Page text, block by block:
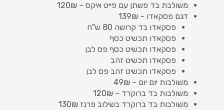
משולבת בד פשתן עם פייט איקס – 120₪
דגם פסקאדו – 139₪
פסקאדו בד קרושה 80 ש"ח
פסקאדו תכשיט כסף
פסקאדו תכשיט כסף פס לבן
פסקאדו תכשיט זהב
פסקאדו תכשיט זהב פס לבן
משולבות יום יום – 49₪
משולבות בד ברוקרד – 120₪
משולבות בד ברוקרד בשילוב פרנז 130₪